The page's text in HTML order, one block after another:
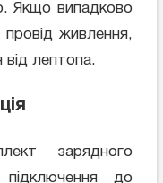
Якщо випадково
живлення,
від лептопа.
зарядного
до